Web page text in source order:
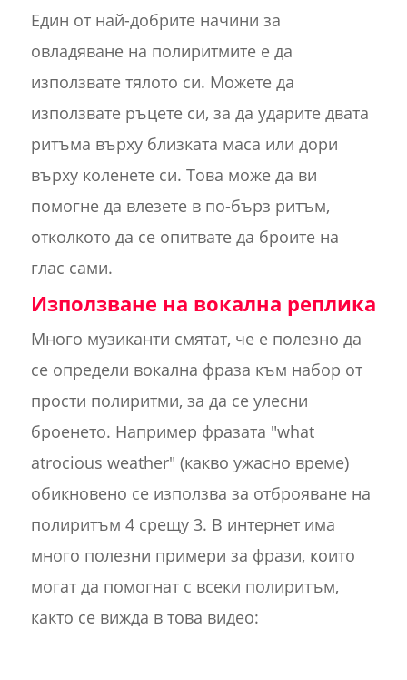
Един от най-добрите начини за
овладяване на полиритмите е да
използвате тялото си. Можете да
използвате ръцете си, за да ударите двата
ритъма върху близката маса или дори
върху коленете си. Това може да ви
помогне да влезете в по-бърз ритъм,
отколкото да се опитвате да броите на
глас сами.
Използване на вокална реплика
Много музиканти смятат, че е полезно да
се определи вокална фраза към набор от
прости полиритми, за да се улесни
броенето. Например фразата "what
atrocious weather" (какво ужасно време)
обикновено се използва за отброяване на
полиритъм 4 срещу 3. В интернет има
много полезни примери за фрази, които
могат да помогнат с всеки полиритъм,
както се вижда в това видео: